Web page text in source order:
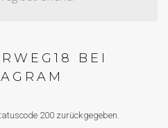
BEI
200 zurückgegeben.